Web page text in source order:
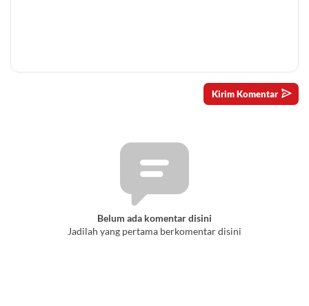
Belum ada komentar disini
Jadilah yang pertama berkomentar disini